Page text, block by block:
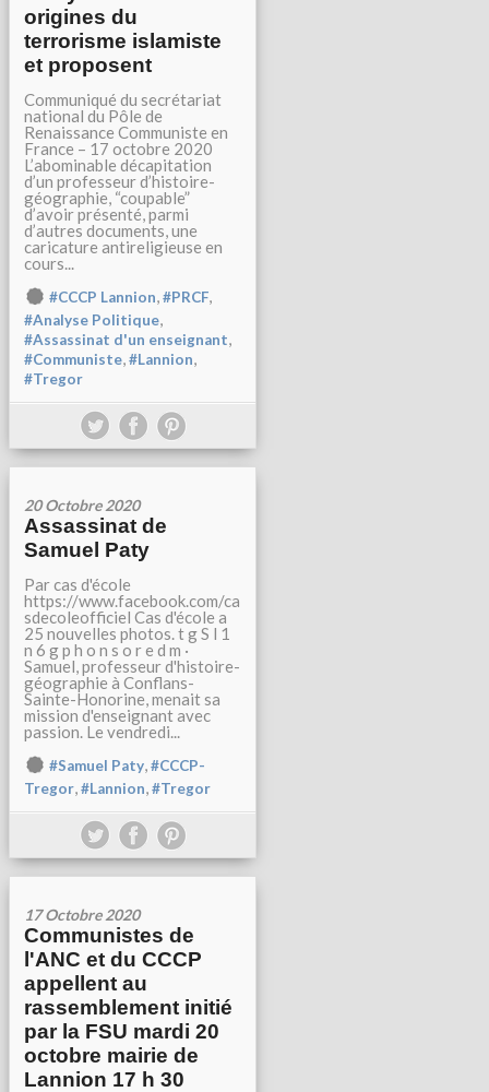
origines du
terrorisme islamiste
et proposent
Communiqué du secrétariat
national du Pôle de
Renaissance Communiste en
France – 17 octobre 2020
L’abominable décapitation
d’un professeur d’histoire-
géographie, “coupable”
d’avoir présenté, parmi
d’autres documents, une
caricature antireligieuse en
cours...
#CCCP Lannion,#PRCF,
#Analyse Politique,
#Assassinat d'un enseignant,
#Communiste,#Lannion,
#Tregor
20 Octobre 2020
Assassinat de
Samuel Paty
Par cas d'école
https://www.facebook.com/ca
sdecoleofficiel Cas d'école a
25 nouvelles photos. t g S l 1
n 6 g p h o n s o r e d m ·
Samuel, professeur d'histoire-
géographie à Conflans-
Sainte-Honorine, menait sa
mission d'enseignant avec
passion. Le vendredi...
#Samuel Paty,#CCCP-
Tregor,#Lannion,#Tregor
17 Octobre 2020
Communistes de
l'ANC et du CCCP
appellent au
rassemblement initié
par la FSU mardi 20
octobre mairie de
Lannion 17 h 30